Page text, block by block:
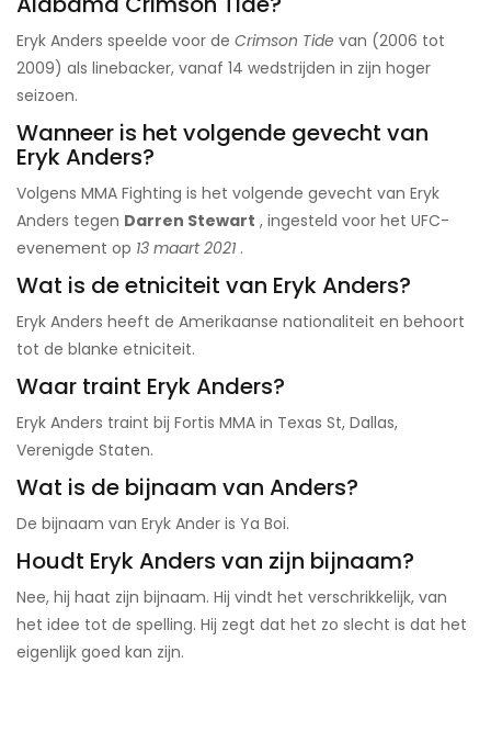
Eryk Anders speelde voor de Crimson Tide van (2006 tot
2009) als linebacker, vanaf 14 wedstrijden in zijn hoger
seizoen.
Wanneer is het volgende gevecht van
Eryk Anders?
Volgens MMA Fighting is het volgende gevecht van Eryk
Anders tegen Darren Stewart , ingesteld voor het UFC-
evenement op 13 maart 2021 .
Wat is de etniciteit van Eryk Anders?
Eryk Anders heeft de Amerikaanse nationaliteit en behoort
tot de blanke etniciteit.
Waar traint Eryk Anders?
Eryk Anders traint bij Fortis MMA in Texas St, Dallas,
Verenigde Staten.
Wat is de bijnaam van Anders?
De bijnaam van Eryk Ander is Ya Boi.
Houdt Eryk Anders van zijn bijnaam?
Nee, hij haat zijn bijnaam. Hij vindt het verschrikkelijk, van
het idee tot de spelling. Hij zegt dat het zo slecht is dat het
eigenlijk goed kan zijn.